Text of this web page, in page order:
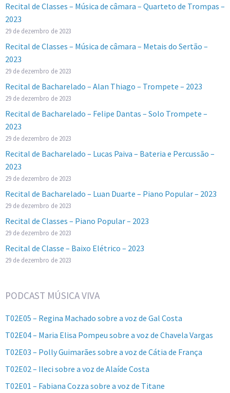
Recital de Classes – Música de câmara – Quarteto de Trompas –
2023
29 de dezembro de 2023
Recital de Classes – Música de câmara – Metais do Sertão –
2023
29 de dezembro de 2023
Recital de Bacharelado – Alan Thiago – Trompete – 2023
29 de dezembro de 2023
Recital de Bacharelado – Felipe Dantas – Solo Trompete –
2023
29 de dezembro de 2023
Recital de Bacharelado – Lucas Paiva – Bateria e Percussão –
2023
29 de dezembro de 2023
Recital de Bacharelado – Luan Duarte – Piano Popular – 2023
29 de dezembro de 2023
Recital de Classes – Piano Popular – 2023
29 de dezembro de 2023
Recital de Classe – Baixo Elétrico – 2023
29 de dezembro de 2023
PODCAST MÚSICA VIVA
T02E05 – Regina Machado sobre a voz de Gal Costa
T02E04 – Maria Elisa Pompeu sobre a voz de Chavela Vargas
T02E03 – Polly Guimarães sobre a voz de Cátia de França
T02E02 – Ileci sobre a voz de Alaíde Costa
T02E01 – Fabiana Cozza sobre a voz de Titane